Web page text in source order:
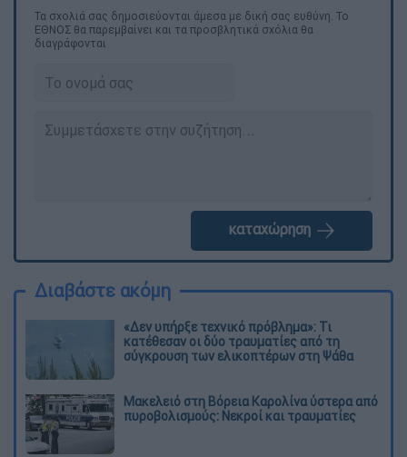
Τα σχολιά σας δημοσιεύονται άμεσα με δική σας ευθύνη. Το
ΕΘΝΟΣ θα παρεμβαίνει και τα προσβλητικά σχόλια θα
διαγράφονται
καταχώρηση
Διαβάστε ακόμη
«Δεν υπήρξε τεχνικό πρόβλημα»: Τι
κατέθεσαν οι δύο τραυματίες από τη
σύγκρουση των ελικοπτέρων στη Ψάθα
Μακελειό στη Βόρεια Καρολίνα ύστερα από
πυροβολισμούς: Νεκροί και τραυματίες